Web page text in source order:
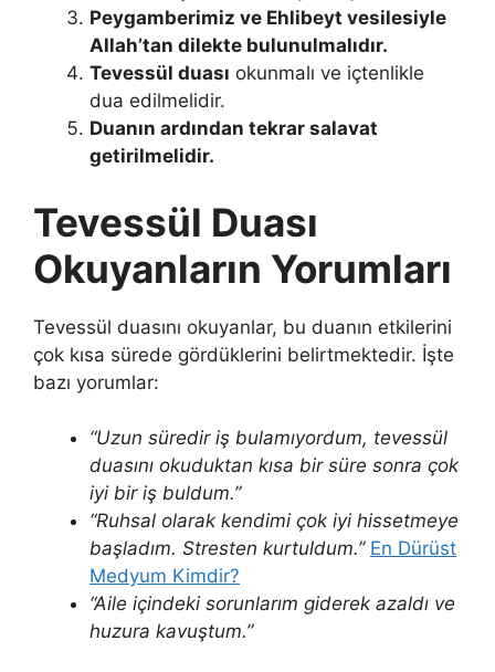
Peygamberimiz ve Ehlibeyt vesilesiyle
Allah’tan dilekte bulunulmalıdır.
Tevessül duası okunmalı ve içtenlikle
dua edilmelidir.
Duanın ardından tekrar salavat
getirilmelidir.
Tevessül Duası
Okuyanların Yorumları
Tevessül duasını okuyanlar, bu duanın etkilerini
çok kısa sürede gördüklerini belirtmektedir. İşte
bazı yorumlar:
“Uzun süredir iş bulamıyordum, tevessül
duasını okuduktan kısa bir süre sonra çok
iyi bir iş buldum.”
“Ruhsal olarak kendimi çok iyi hissetmeye
başladım. Stresten kurtuldum.” En Dürüst
Medyum Kimdir?
“Aile içindeki sorunlarım giderek azaldı ve
huzura kavuştum.”